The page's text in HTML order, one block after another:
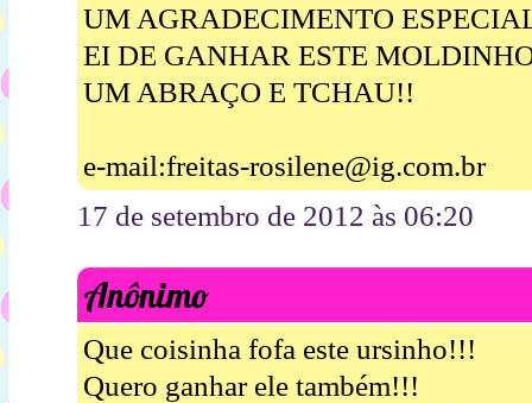
UM AGRADECIMENTO
EI DE GANHAR ESTE
UM ABRAÇO E TCHAU!!
e-mail:freitas-rosilene@ig.com.br
17 de setembro de 2012 às 06:20
Anônimo
Que coisinha fofa este ursinho!!!
Quero ganhar ele também!!!